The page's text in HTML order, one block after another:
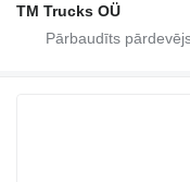
TM Trucks OÜ